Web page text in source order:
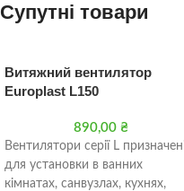
Супутні товари
Витяжний вентилятор
Europlast L150
890,00 ₴
Вентилятори серії L
для установки в ванних
кімнатах, санвузлах, кухнях,